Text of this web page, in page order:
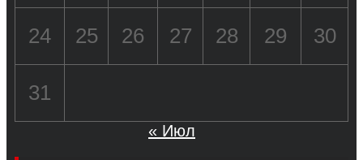
24 25 26 27 28 29 30
31
« Июл